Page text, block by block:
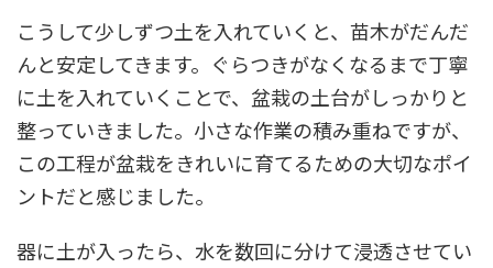
こうして少しずつ土を入れていくと、苗木がだんだ
んと安定してきます。ぐらつきがなくなるまで丁寧
に土を入れていくことで、盆栽の土台がしっかりと
整っていきました。小さな作業の積み重ねですが、
この工程が盆栽をきれいに育てるための大切なポイ
ントだと感じました。
器に土が入ったら、水を数回に分けて浸透させてい